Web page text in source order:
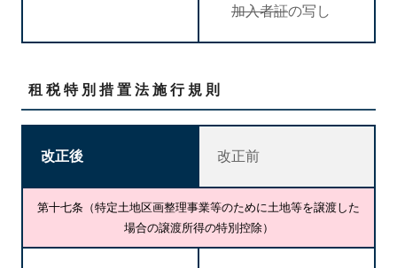
加入者証の写し
租税特別措置法施行規則
改正後 改正前
第十七条（特定土地区画整理事業等のために土地等を譲渡した
場合の譲渡所得の特別控除）